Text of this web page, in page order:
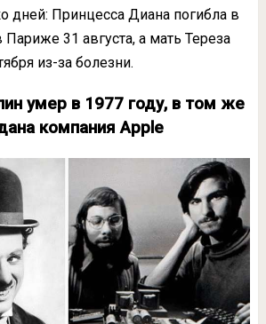
дней: Принцесса Диана погибла в
31 августа, а мать Тереза
из-за болезни.
умер в 1977 году, в том же
компания Apple